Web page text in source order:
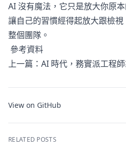
AI 沒有魔法，它只是放大你原
讓自己的習慣經得起放大跟檢
整個團隊。
參考資料
上一篇：AI 時代，務實派工程
View on GitHub
RELATED POSTS